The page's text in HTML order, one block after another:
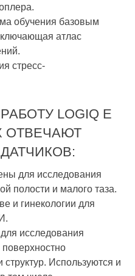
обучения базовым
атлас
стресс-
LOGIQ E
ОТВЕЧАЮТ
для исследования
полости и малого таза.
и гинекологии для
исследования
Используются и